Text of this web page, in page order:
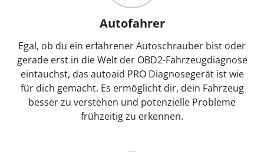
Autofahrer
Egal, ob du ein erfahrener Autoschrauber bist oder
gerade erst in die Welt der OBD2-Fahrzeugdiagnose
eintauchst, das autoaid PRO Diagnosegerät ist wie
für dich gemacht. Es ermöglicht dir, dein Fahrzeug
besser zu verstehen und potenzielle Probleme
frühzeitig zu erkennen.